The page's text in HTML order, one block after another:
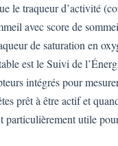
le traqueur d’activité
avec score de
de saturation en
est le Suivi de
intégrés pour
prêt à être actif et
particulièrement utile